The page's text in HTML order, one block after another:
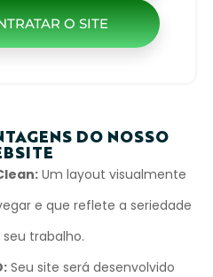
O SITE
DO NOSSO
Um layout visualmente
e que reflete a seriedade
trabalho.
Seu site será desenvolvido